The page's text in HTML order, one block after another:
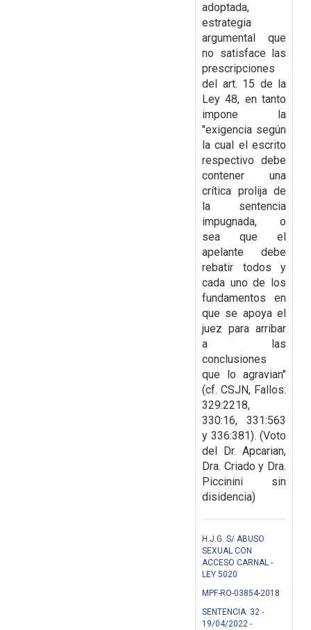
adoptada,
estrategia
argumental que
no satisface las
prescripciones
del art. 15 de la
Ley 48, en tanto
impone la
"exigencia según
la cual el escrito
respectivo debe
contener una
crítica prolija de
la sentencia
impugnada, o
sea que el
apelante debe
rebatir todos y
cada uno de los
fundamentos en
que se apoya el
juez para arribar
a las
conclusiones
que lo agravian"
(cf. CSJN, Fallos:
329:2218,
330:16, 331:563
y 336:381). (Voto
del Dr. Apcarian,
Dra. Criado y Dra.
Piccinini sin
disidencia)
H.J.G. S/ ABUSO
SEXUAL CON
ACCESO CARNAL -
LEY 5020
MPF-RO-03854-2018
SENTENCIA: 32 -
19/04/2022 -